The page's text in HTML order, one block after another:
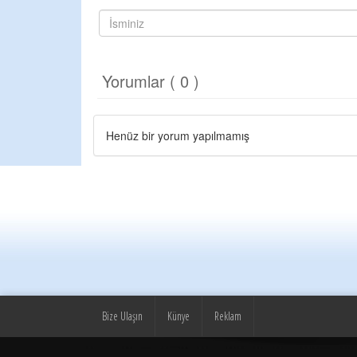
Yorumlar ( 0 )
Henüz bir yorum yapılmamış